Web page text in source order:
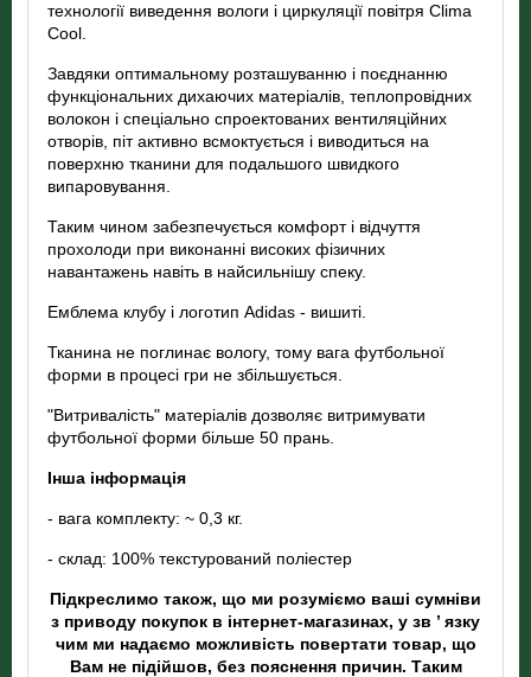
технології виведення вологи і циркуляції повітря Clima
Cool.
Завдяки оптимальному розташуванню і поєднанню
функціональних дихаючих матеріалів, теплопровідних
волокон і спеціально спроектованих вентиляційних
отворів, піт активно всмоктується і виводиться на
поверхню тканини для подальшого швидкого
випаровування.
Таким чином забезпечується комфорт і відчуття
прохолоди при виконанні високих фізичних
навантажень навіть в найсильнішу спеку.
Емблема клубу і логотип Adidas - вишиті.
Тканина не поглинає вологу, тому вага футбольної
форми в процесі гри не збільшується.
"Витривалість" матеріалів дозволяє витримувати
футбольної форми більше 50 прань.
Інша інформація
- вага комплекту: ~ 0,3 кг.
- склад: 100% текстурований поліестер
Підкреслимо також, що ми розуміємо ваші сумніви
з приводу покупок в інтернет-магазинах, у зв ’ язку
чим ми надаємо можливість повертати товар, що
Вам не підійшов, без пояснення причин. Таким